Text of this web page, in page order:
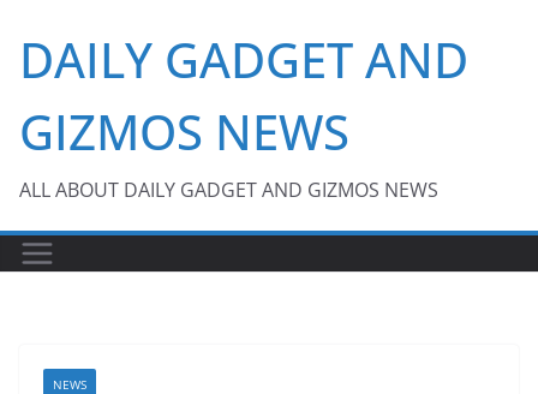
content
DAILY GADGET AND
GIZMOS NEWS
ALL ABOUT DAILY GADGET AND GIZMOS NEWS
NEWS